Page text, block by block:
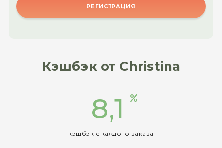
РЕГИСТРАЦИЯ
Кэшбэк от Christina
8,1
кэшбэк с каждого заказа